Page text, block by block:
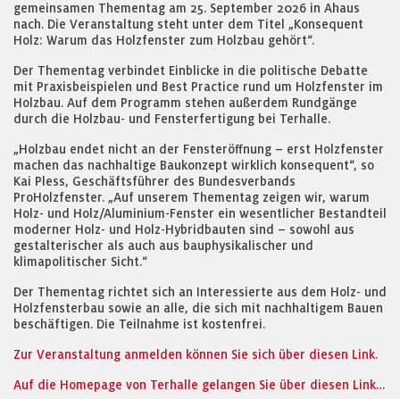
gemeinsamen Thementag am 25. September 2026 in Ahaus
nach. Die Veranstaltung steht unter dem Titel „Konsequent
Holz: Warum das Holzfenster zum Holzbau gehört“.
Der Thementag verbindet Einblicke in die politische Debatte
mit Praxisbeispielen und Best Practice rund um Holzfenster im
Holzbau. Auf dem Programm stehen außerdem Rundgänge
durch die Holzbau- und Fensterfertigung bei Terhalle.
„Holzbau endet nicht an der Fensteröffnung – erst Holzfenster
machen das nachhaltige Baukonzept wirklich konsequent“, so
Kai Pless, Geschäftsführer des Bundesverbands
ProHolzfenster. „Auf unserem Thementag zeigen wir, warum
Holz- und Holz/Aluminium-Fenster ein wesentlicher Bestandteil
moderner Holz- und Holz-Hybridbauten sind – sowohl aus
gestalterischer als auch aus bauphysikalischer und
klimapolitischer Sicht.“
Der Thementag richtet sich an Interessierte aus dem Holz- und
Holzfensterbau sowie an alle, die sich mit nachhaltigem Bauen
beschäftigen. Die Teilnahme ist kostenfrei.
Zur Veranstaltung anmelden können Sie sich über diesen Link.
Auf die Homepage von Terhalle gelangen Sie über diesen Link…